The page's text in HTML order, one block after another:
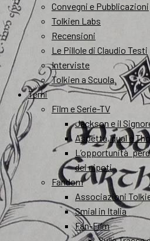
Convegni e Pubblicazioni
Tolkien Labs
Recensioni
Le Pillole di Claudio Testi
Interviste
Tolkien a Scuola
Temi
Film e Serie-TV
Jackson e il
Aspetta, qual è
L’opportunità
dei nipoti
Fandom
Associazioni
Smial in Italia
Fan-Film